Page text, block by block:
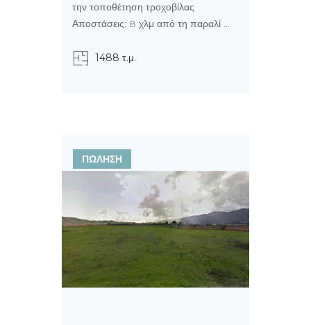
την τοποθέτηση τροχοβίλας
Αποστάσεις: 8 χλμ από τη παραλί ...
1488 τ.μ.
ΠΩΛΗΣΗ